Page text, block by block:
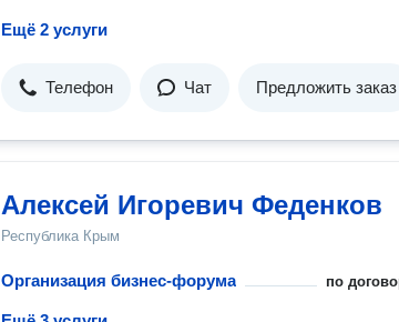
Ещё 2 услуги
Телефон Чат Предложить заказ
Алексей Игоревич Феденков
Республика Крым
Организация бизнес-форума по